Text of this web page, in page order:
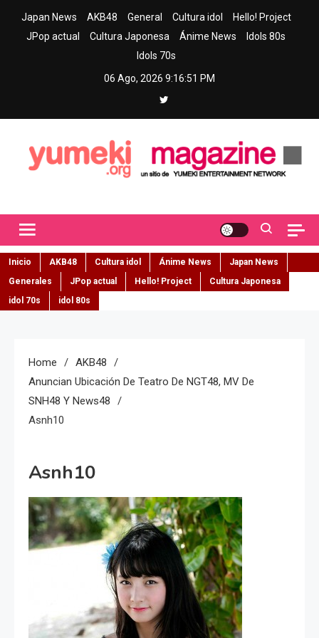
Japan News AKB48 General Cultura idol
Hello! Project
JPop actual
Cultura Japonesa Ánime News
Idols 80s
Idols 70s
06 Ago, 2026 9:16:52 PM
Inicio AKB48 Cultura idol Ánime News
Japan News
Generales
JPop actual Hello! Project
Cultura Japonesa
idol 70s
idol 80s
Home
AKB48
Anuncian Ubicación De Teatro De NGT48, MV De
SNH48 Y News48
Asnh10
Asnh10